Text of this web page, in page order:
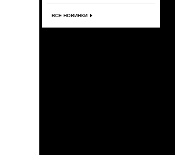
ВСЕ НОВИНКИ